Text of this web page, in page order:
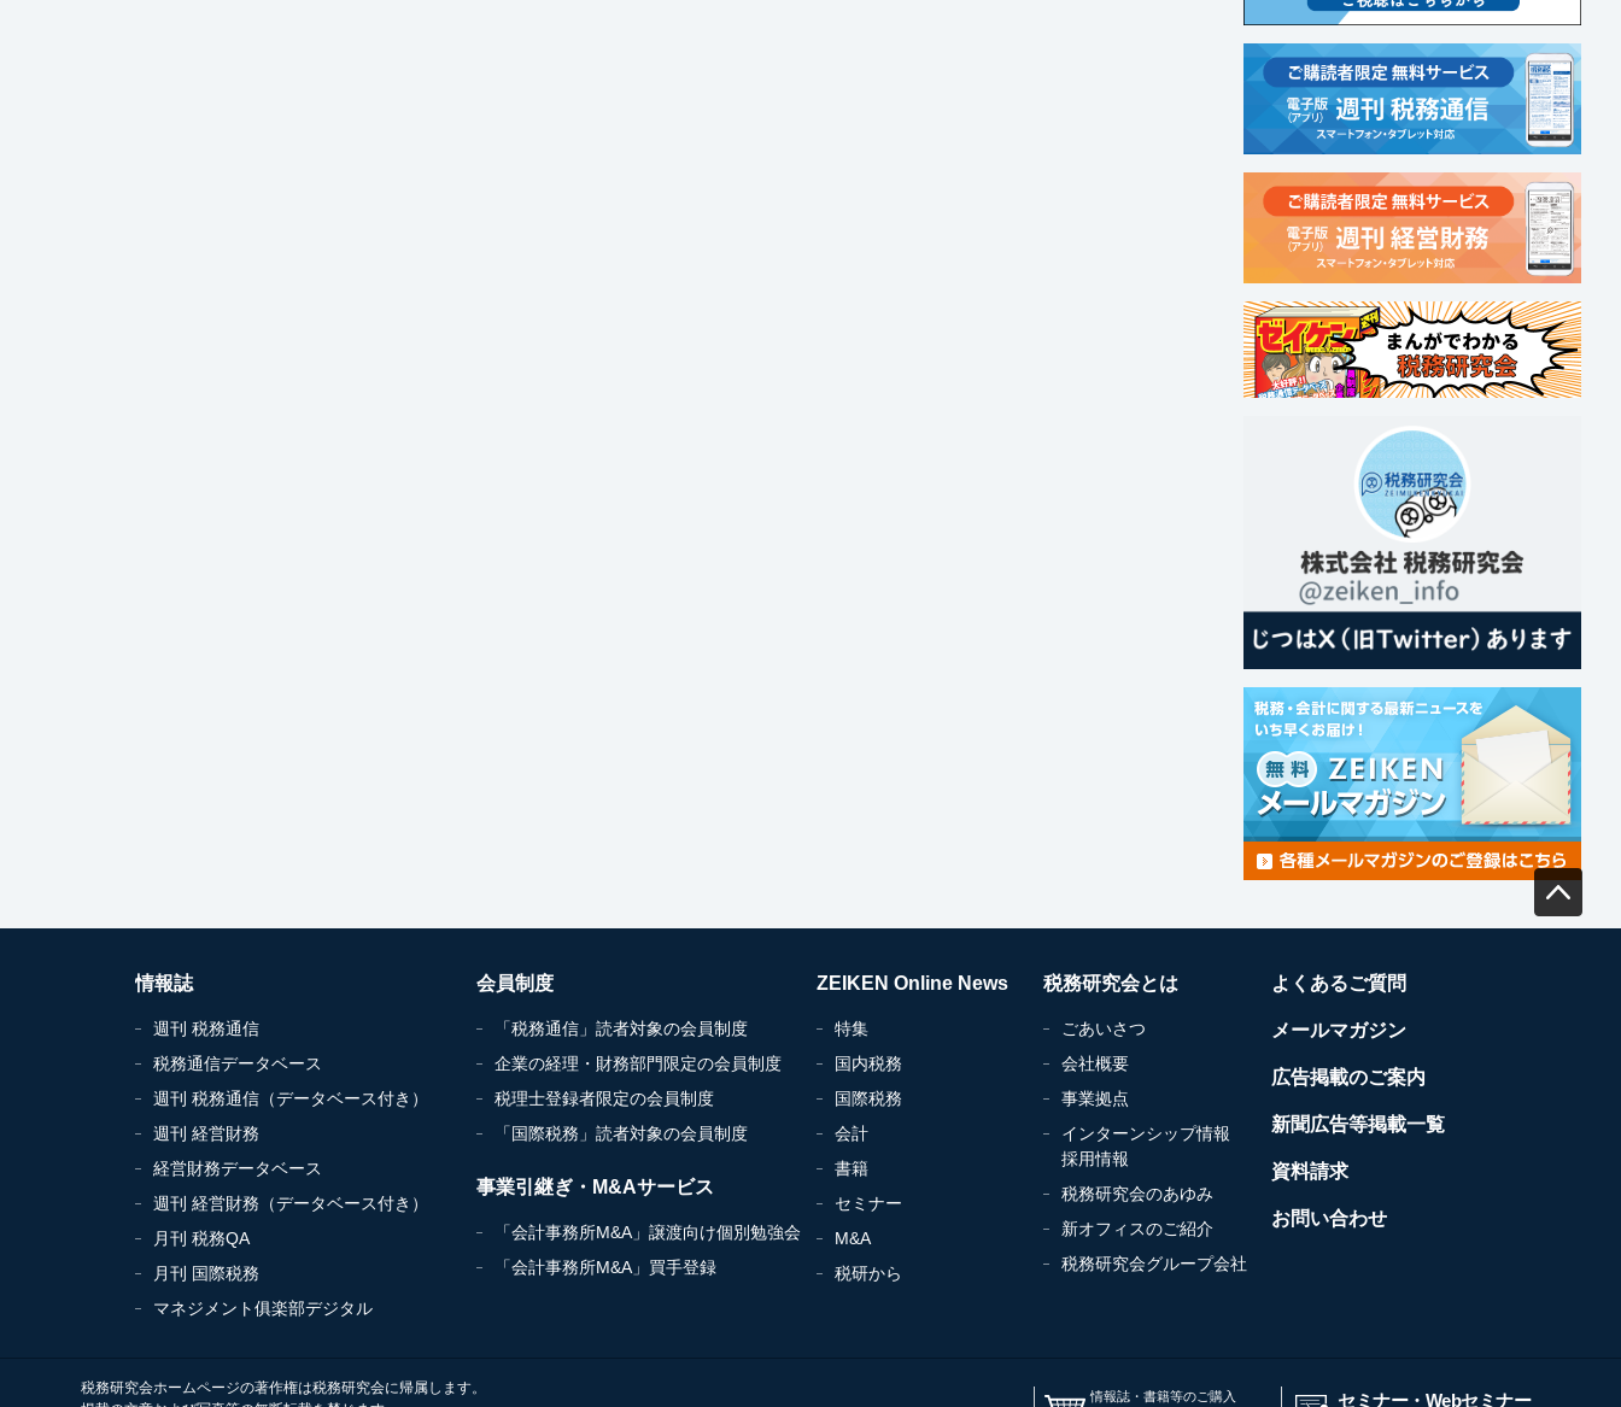
情報誌
週刊 税務通信
税務通信データベース
週刊 税務通信（データベース付き）
週刊 経営財務
経営財務データベース
週刊 経営財務（データベース付き）
月刊 税務QA
月刊 国際税務
マネジメント俱楽部デジタル
会員制度
「税務通信」読者対象の会員制度
企業の経理・財務部門限定の会員制度
税理士登録者限定の会員制度
「国際税務」読者対象の会員制度
事業引継ぎ・M&Aサービス
「会計事務所M&A」譲渡向け個別勉強会
「会計事務所M&A」買手登録
ZEIKEN Online News
特集
国内税務
国際税務
会計
書籍
セミナー
M&A
税研から
税務研究会とは
ごあいさつ
会社概要
事業拠点
インターンシップ情報
採用情報
税務研究会のあゆみ
新オフィスのご紹介
税務研究会グループ会社
よくあるご質問
メールマガジン
広告掲載のご案内
新聞広告等掲載一覧
資料請求
お問い合わせ
税務研究会ホームページの著作権は税務研究会に帰属します。
情報誌・書籍等のご購入 セミナー・Webセミナー